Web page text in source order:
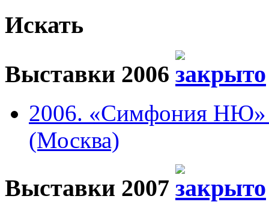
Искать
Выставки 2006
2006. «Симфония НЮ»
(Москва)
Выставки 2007